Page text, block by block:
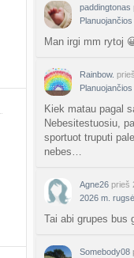
Kęstutis Šklėrius
atnaujinta gerdinas prieš
Kovo mėnesio
sukurta AgnieskaAdele
Anužis Jonas
atnaujintalinikea223
sukurta babarikė prieš
Gražiausi,
paddingtonas
Man irgi mm rytoj
Rainbow.
Kiek matau pagal
Nebesitestuosiu,
sportuot truputi
nebes…
Agne26 prieš
2026 m.
Tai abi grupes bus
Somebody08